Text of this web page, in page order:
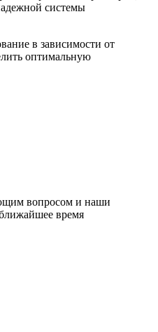
системы
в зависимости от
оптимальную
вопросом и наши
время